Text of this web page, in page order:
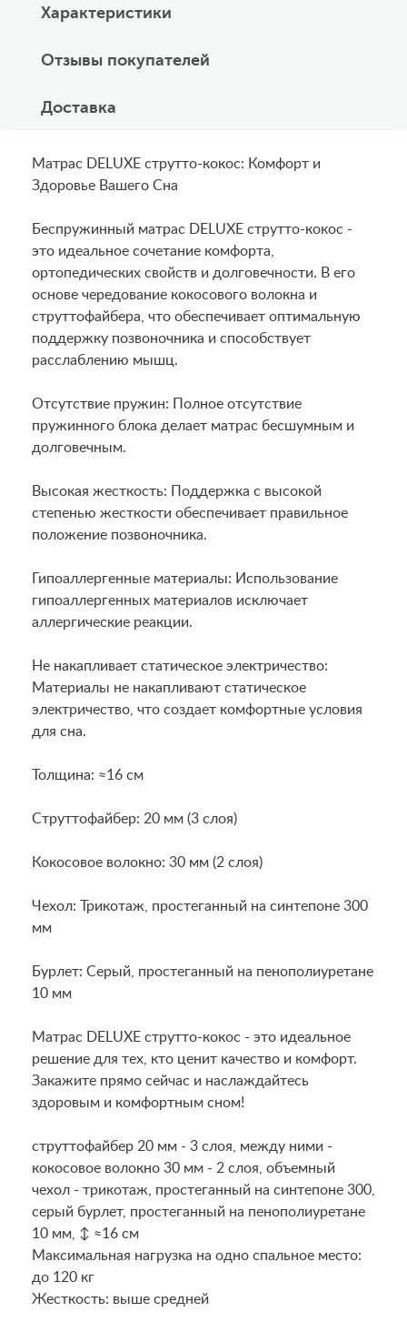
Характеристики
Отзывы покупателей
Доставка
Матрас DELUXE струтто-кокос: Комфорт и
Здоровье Вашего Сна
Беспружинный матрас DELUXE струтто-кокос -
это идеальное сочетание комфорта,
ортопедических свойств и долговечности. В его
основе чередование кокосового волокна и
струттофайбера, что обеспечивает оптимальную
поддержку позвоночника и способствует
расслаблению мышц.
Отсутствие пружин: Полное отсутствие
пружинного блока делает матрас бесшумным и
долговечным.
Высокая жесткость: Поддержка с высокой
степенью жесткости обеспечивает правильное
положение позвоночника.
Гипоаллергенные материалы: Использование
гипоаллергенных материалов исключает
аллергические реакции.
Не накапливает статическое электричество:
Материалы не накапливают статическое
электричество, что создает комфортные условия
для сна.
Толщина: ≈16 см
Струттофайбер: 20 мм (3 слоя)
Кокосовое волокно: 30 мм (2 слоя)
Чехол: Трикотаж, простеганный на синтепоне 300
мм
Бурлет: Серый, простеганный на пенополиуретане
10 мм
Матрас DELUXE струтто-кокос - это идеальное
решение для тех, кто ценит качество и комфорт.
Закажите прямо сейчас и наслаждайтесь
здоровым и комфортным сном!
струттофайбер 20 мм - 3 слоя, между ними -
кокосовое волокно 30 мм - 2 слоя, объемный
чехол - трикотаж, простеганный на синтепоне 300,
серый бурлет, простеганный на пенополиуретане
10 мм, ↕ ≈16 см
Maксимальная нагрузка на одно спальное место:
до 120 кг
Жесткость: выше средней